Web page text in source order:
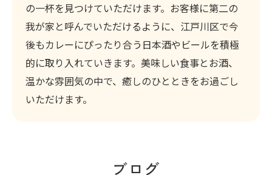
の一杯を見つけていただけます。お客様に第二の
我が家と呼んでいただけるように、江戸川区で今
後もカレーにぴったり合う日本酒やビールを積極
的に取り入れていきます。美味しい食事とお酒、
温かな雰囲気の中で、癒しのひとときをお過ごし
いただけます。
ブログ